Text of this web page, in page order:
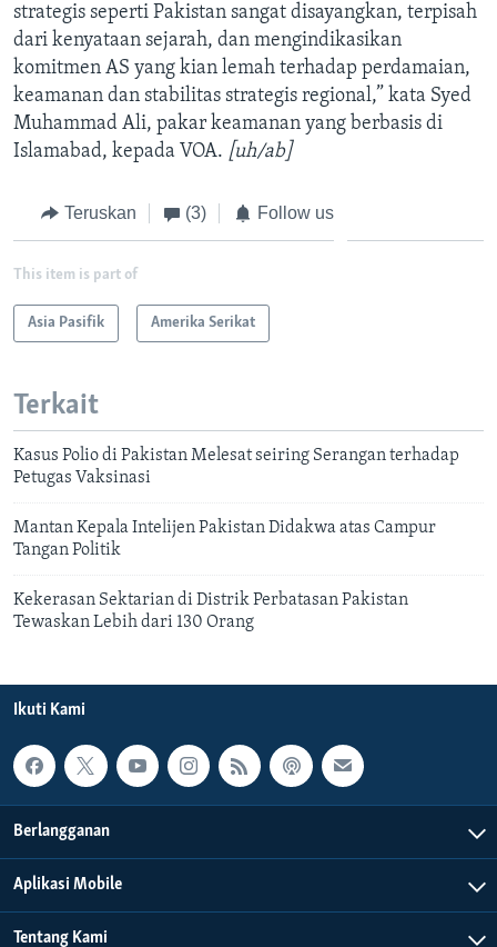
strategis seperti Pakistan sangat disayangkan, terpisah
dari kenyataan sejarah, dan mengindikasikan
komitmen AS yang kian lemah terhadap perdamaian,
keamanan dan stabilitas strategis regional,” kata Syed
Muhammad Ali, pakar keamanan yang berbasis di
Islamabad, kepada VOA. [uh/ab]
Teruskan (3) Follow us
This item is part of
Asia Pasifik Amerika Serikat
Terkait
Kasus Polio di Pakistan Melesat seiring Serangan terhadap
Petugas Vaksinasi
Mantan Kepala Intelijen Pakistan Didakwa atas Campur
Tangan Politik
Kekerasan Sektarian di Distrik Perbatasan Pakistan
Tewaskan Lebih dari 130 Orang
Ikuti Kami
Berlangganan
Aplikasi Mobile
Tentang Kami